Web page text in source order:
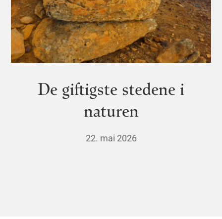
De giftigste stedene i
naturen
22. mai 2026